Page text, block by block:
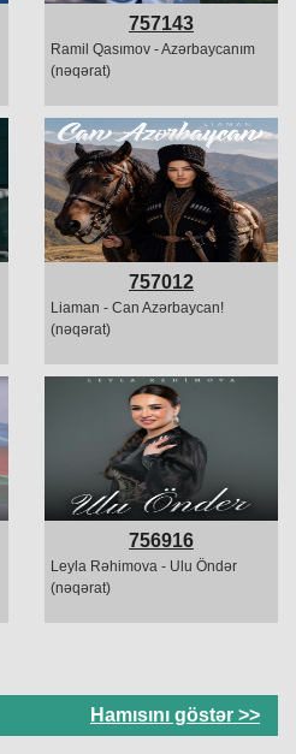
757143
Ramil Qasımov - Azərbaycanım
(nəqərat)
757012
Liaman - Can Azərbaycan!
(nəqərat)
756916
Leyla Rəhimova - Ulu Öndər
(nəqərat)
Hamısını göstər >>